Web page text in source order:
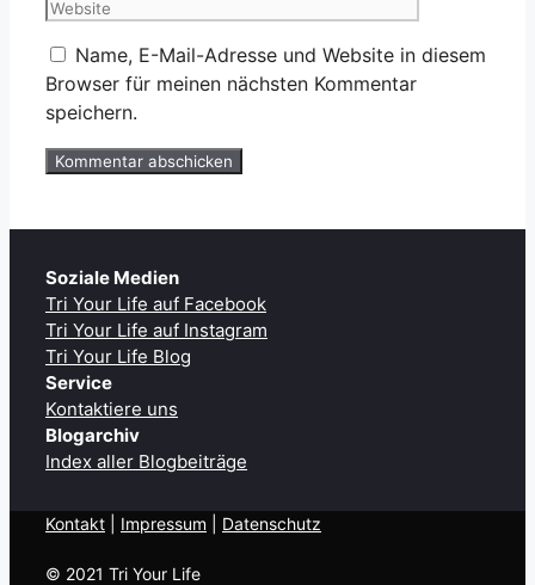
Name, E-Mail-Adresse und Website in diesem
Browser für meinen nächsten Kommentar
speichern.
Soziale Medien
Tri Your Life auf Facebook
Tri Your Life auf Instagram
Tri Your Life Blog
Service
Kontaktiere uns
Blogarchiv
Index aller Blogbeiträge
Kontakt Impressum Datenschutz
© 2021 Tri Your Life